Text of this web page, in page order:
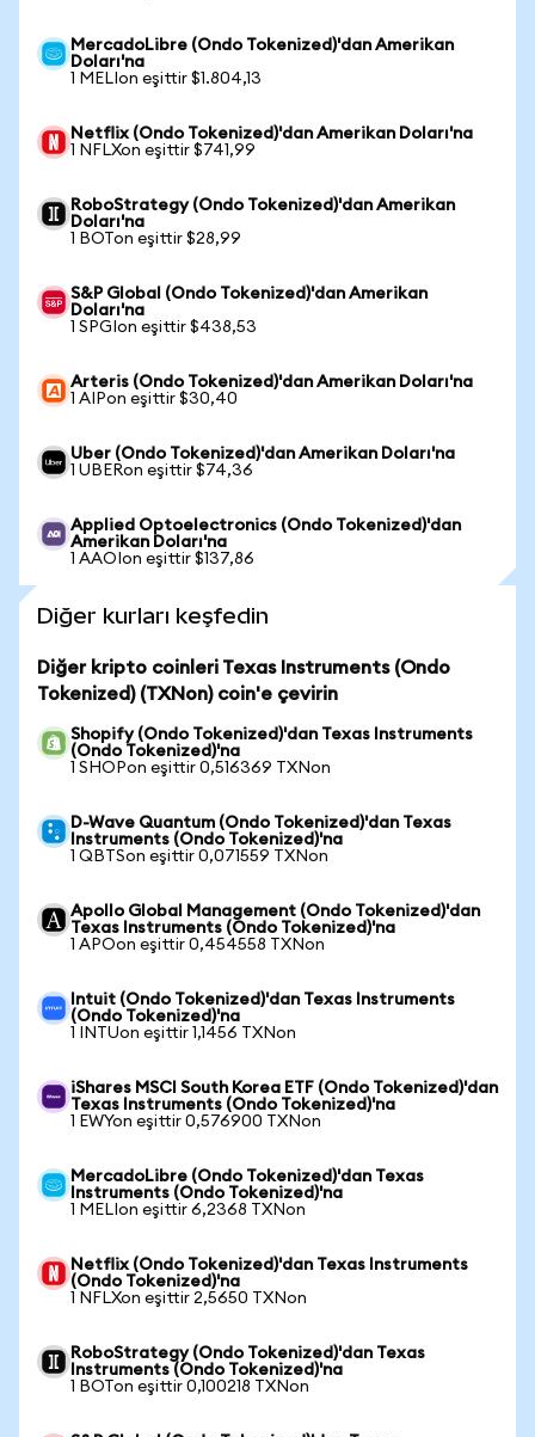
MercadoLibre (Ondo Tokenized)'dan Amerikan
Doları'na
1 MELIon eşittir $1.804,13
Netflix (Ondo Tokenized)'dan Amerikan Doları'na
1 NFLXon eşittir $741,99
RoboStrategy (Ondo Tokenized)'dan Amerikan
Doları'na
1 BOTon eşittir $28,99
S&P Global (Ondo Tokenized)'dan Amerikan
Doları'na
1 SPGIon eşittir $438,53
Arteris (Ondo Tokenized)'dan Amerikan Doları'na
1 AIPon eşittir $30,40
Uber (Ondo Tokenized)'dan Amerikan Doları'na
1 UBERon eşittir $74,36
Applied Optoelectronics (Ondo Tokenized)'dan
Amerikan Doları'na
1 AAOIon eşittir $137,86
Diğer kurları keşfedin
Diğer kripto coinleri Texas Instruments (Ondo
Tokenized) (TXNon) coin'e çevirin
Shopify (Ondo Tokenized)'dan Texas Instruments
(Ondo Tokenized)'na
1 SHOPon eşittir 0,516369 TXNon
D-Wave Quantum (Ondo Tokenized)'dan Texas
Instruments (Ondo Tokenized)'na
1 QBTSon eşittir 0,071559 TXNon
Apollo Global Management (Ondo Tokenized)'dan
Texas Instruments (Ondo Tokenized)'na
1 APOon eşittir 0,454558 TXNon
Intuit (Ondo Tokenized)'dan Texas Instruments
(Ondo Tokenized)'na
1 INTUon eşittir 1,1456 TXNon
iShares MSCI South Korea ETF (Ondo Tokenized)'dan
Texas Instruments (Ondo Tokenized)'na
1 EWYon eşittir 0,576900 TXNon
MercadoLibre (Ondo Tokenized)'dan Texas
Instruments (Ondo Tokenized)'na
1 MELIon eşittir 6,2368 TXNon
Netflix (Ondo Tokenized)'dan Texas Instruments
(Ondo Tokenized)'na
1 NFLXon eşittir 2,5650 TXNon
RoboStrategy (Ondo Tokenized)'dan Texas
Instruments (Ondo Tokenized)'na
1 BOTon eşittir 0,100218 TXNon